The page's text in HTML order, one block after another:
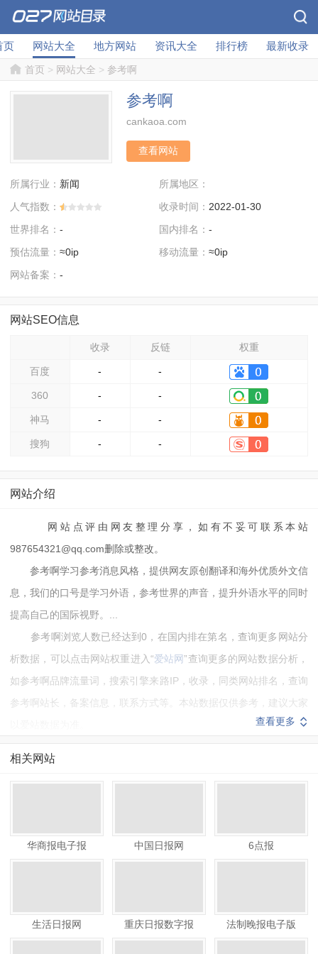
页 网站大全 地方网站 资讯大全 排行榜 最新收录
首页 > 网站大全 > 参考啊
参考啊
cankaoa.com
查看网站
所属行业： 新闻
所属地区：
人气指数：
收录时间： 2022-01-30
世界排名： - 国内排名： -
预估流量： ≈0ip 移动流量： ≈0ip
网站备案： -
网站SEO信息
收录 反链 权重
百度 - -
360 - -
神马 - -
搜狗 - -
网站介绍
网站点评由网友整理分享，如有不妥可联系本站
987654321@qq.com删除或整改。
参考啊学习参考消息风格，提供网友原创翻译和海外优质外文信
息，我们的口号是学习外语，参考世界的声音，提升外语水平的同时
提高自己的国际视野。...
参考啊浏览人数已经达到0，在国内排在第名，查询更多网站分
析数据，可以点击网站权重进入“爱站网”查询更多的网站数据分析，
如参考啊品牌流量词，搜索引擎来路IP，收录，同类网站排名，查询
参考啊站长，备案信息，联系方式等。本站数据仅供参考，建议大家
查看更多
相关网站
华商报电子报 中国日报网 6点报
生活日报网 重庆日报数字报 法制晚报电子版